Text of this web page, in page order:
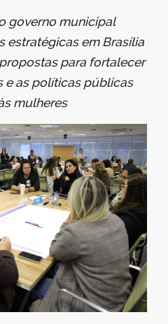
governo municipal
estratégicas em Brasília
para fortalecer
e as políticas públicas
mulheres